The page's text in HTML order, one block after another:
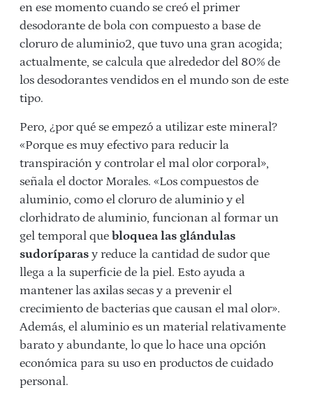
en ese momento cuando se creó el primer
desodorante de bola con compuesto a base de
cloruro de aluminio2, que tuvo una gran acogida;
actualmente, se calcula que alrededor del 80% de
los desodorantes vendidos en el mundo son de este
tipo.
Pero, ¿por qué se empezó a utilizar este mineral?
«Porque es muy efectivo para reducir la
transpiración y controlar el mal olor corporal»,
señala el doctor Morales. «Los compuestos de
aluminio, como el cloruro de aluminio y el
clorhidrato de aluminio, funcionan al formar un
gel temporal que bloquea las glándulas
sudoríparas y reduce la cantidad de sudor que
llega a la superficie de la piel. Esto ayuda a
mantener las axilas secas y a prevenir el
crecimiento de bacterias que causan el mal olor».
Además, el aluminio es un material relativamente
barato y abundante, lo que lo hace una opción
económica para su uso en productos de cuidado
personal.